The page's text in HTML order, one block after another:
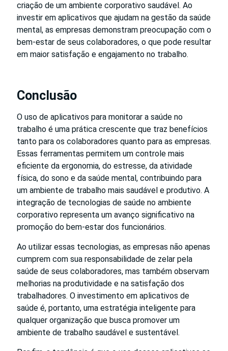
criação de um ambiente corporativo saudável. Ao
investir em aplicativos que ajudam na gestão da saúde
mental, as empresas demonstram preocupação com o
bem-estar de seus colaboradores, o que pode resultar
em maior satisfação e engajamento no trabalho.
Conclusão
O uso de aplicativos para monitorar a saúde no
trabalho é uma prática crescente que traz benefícios
tanto para os colaboradores quanto para as empresas.
Essas ferramentas permitem um controle mais
eficiente da ergonomia, do estresse, da atividade
física, do sono e da saúde mental, contribuindo para
um ambiente de trabalho mais saudável e produtivo. A
integração de tecnologias de saúde no ambiente
corporativo representa um avanço significativo na
promoção do bem-estar dos funcionários.
Ao utilizar essas tecnologias, as empresas não apenas
cumprem com sua responsabilidade de zelar pela
saúde de seus colaboradores, mas também observam
melhorias na produtividade e na satisfação dos
trabalhadores. O investimento em aplicativos de
saúde é, portanto, uma estratégia inteligente para
qualquer organização que busca promover um
ambiente de trabalho saudável e sustentável.